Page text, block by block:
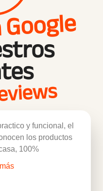
y funcional, el
los productos
100%